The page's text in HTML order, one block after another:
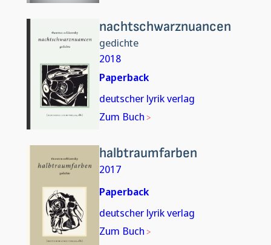
nachtschwarznuancen
gedichte
2018
Paperback
deutscher lyrik verlag
Zum Buch
halbtraumfarben
2017
Paperback
deutscher lyrik verlag
Zum Buch